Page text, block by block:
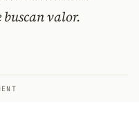
buscan valor.